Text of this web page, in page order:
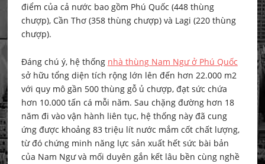
điểm của cả nước bao gồm Phú Quốc (448 thùng
chượp), Cần Thơ (358 thùng chượp) và Lagi (220 thùng
chượp).
Đáng chú ý, hệ thống nhà thùng Nam Ngư ở Phú Quốc
sở hữu tổng diện tích rộng lớn lên đến hơn 22.000 m2
với quy mô gần 500 thùng gỗ ủ chượp, đạt sức chứa
hơn 10.000 tấn cá mỗi năm. Sau chặng đường hơn 18
năm đi vào vận hành liên tục, hệ thống này đã cung
ứng được khoảng 83 triệu lít nước mắm cốt chất lượng,
từ đó chứng minh năng lực sản xuất hết sức bài bản
của Nam Ngư và mối duyên gắn kết lâu bền cùng nghề